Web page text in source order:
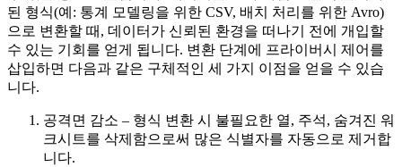
된 형식(예: 통계 모델링을 위한 CSV, 배치 처리를 위한 Avro)
으로 변환할 때, 데이터가 신뢰된 환경을 떠나기 전에 개입할
수 있는 기회를 얻게 됩니다. 변환 단계에 프라이버시 제어를
삽입하면 다음과 같은 구체적인 세 가지 이점을 얻을 수 있습
니다.
공격면 감소 – 형식 변환 시 불필요한 열, 주석, 숨겨진 워
크시트를 삭제함으로써 많은 식별자를 자동으로 제거합
니다.